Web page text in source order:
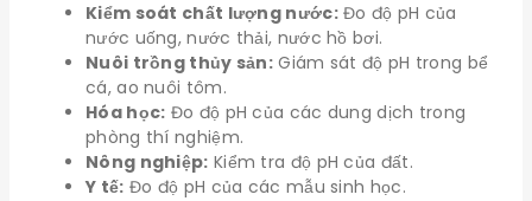
Kiểm soát chất lượng nước:Đo độ pH của
nước uống, nước thải, nước hồ bơi.
Nuôi trồng thủy sản: Giám sát độ pH trong bể
cá, ao nuôi tôm.
Hóa học: Đo độ pH của các dung dịch trong
phòng thí nghiệm.
Nông nghiệp: Kiểm tra độ pH của đất.
Y tế: Đo độ pH của các mẫu sinh học.